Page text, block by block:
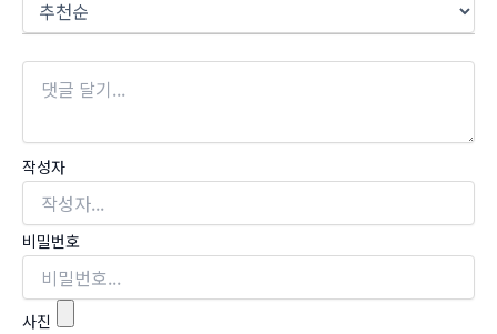
작성자
비밀번호
사진